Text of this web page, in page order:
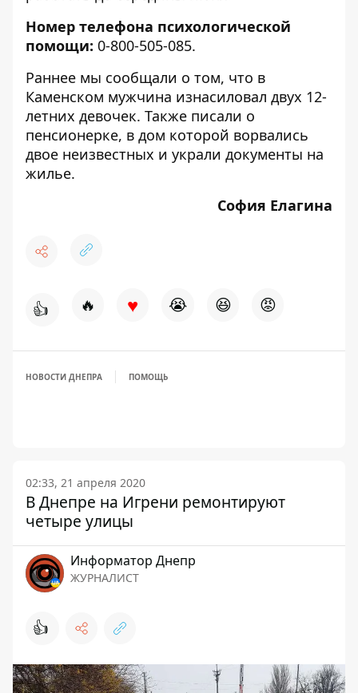
Номер телефона психологической
помощи: 0-800-505-085.
Раннее мы сообщали о том, что в
Каменском мужчина изнасиловал двух 12-
летних девочек. Также писали о
пенсионерке, в дом которой ворвались
двое неизвестных и украли документы на
жилье.
София Елагина
👍 🔥 ♥ 😭 😆 😡
НОВОСТИ ДНЕПРА ПОМОЩЬ
02:33, 21 апреля 2020
В Днепре на Игрени ремонтируют
четыре улицы
Информатор Днепр
ЖУРНАЛИСТ
👍